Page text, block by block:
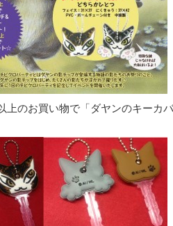
のお買い物で「ダヤンのキーカ